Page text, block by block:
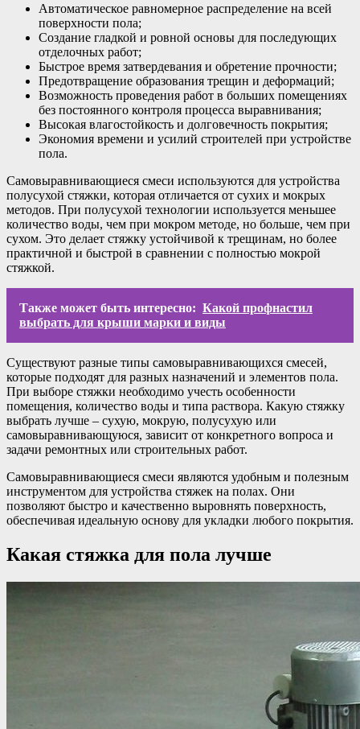
Автоматическое равномерное распределение на всей
поверхности пола;
Создание гладкой и ровной основы для последующих
отделочных работ;
Быстрое время затвердевания и обретение прочности;
Предотвращение образования трещин и деформаций;
Возможность проведения работ в больших помещениях
без постоянного контроля процесса выравнивания;
Высокая влагостойкость и долговечность покрытия;
Экономия времени и усилий строителей при устройстве
пола.
Самовыравнивающиеся смеси используются для устройства
полусухой стяжки, которая отличается от сухих и мокрых
методов. При полусухой технологии используется меньшее
количество воды, чем при мокром методе, но больше, чем при
сухом. Это делает стяжку устойчивой к трещинам, но более
практичной и быстрой в сравнении с полностью мокрой
стяжкой.
Также может быть интересно: Какой профнастил
выбрать для крыши марки и виды
Существуют разные типы самовыравнивающихся смесей,
которые подходят для разных назначений и элементов пола.
При выборе стяжки необходимо учесть особенности
помещения, количество воды и типа раствора. Какую стяжку
выбрать лучше – сухую, мокрую, полусухую или
самовыравнивающуюся, зависит от конкретного вопроса и
задачи ремонтных или строительных работ.
Самовыравнивающиеся смеси являются удобным и полезным
инструментом для устройства стяжек на полах. Они
позволяют быстро и качественно выровнять поверхность,
обеспечивая идеальную основу для укладки любого покрытия.
Какая стяжка для пола лучше